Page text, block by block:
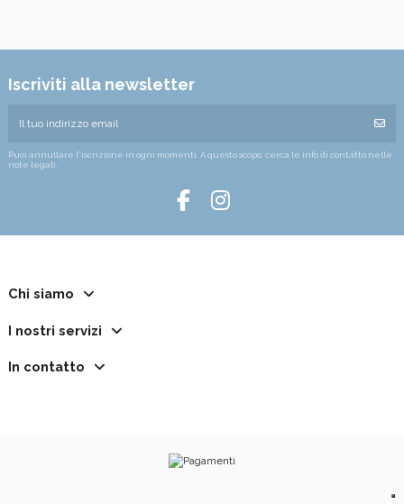
Iscriviti alla newsletter
Puoi annullare l'iscrizione in ogni momenti. A questo scopo, cerca le info di contatto nelle
note legali.
Chi siamo
I nostri servizi
In contatto